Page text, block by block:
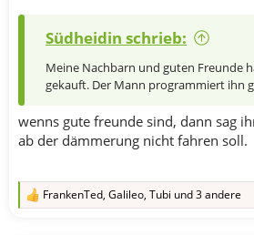
Südheidin schrieb:
Meine Nachbarn und guten Freunde
gekauft. Der Mann programmiert ihn
wenns gute freunde sind, dann sag
ab der dämmerung nicht fahren soll.
R
FrankenTed, Galileo, Tubi und 3 andere